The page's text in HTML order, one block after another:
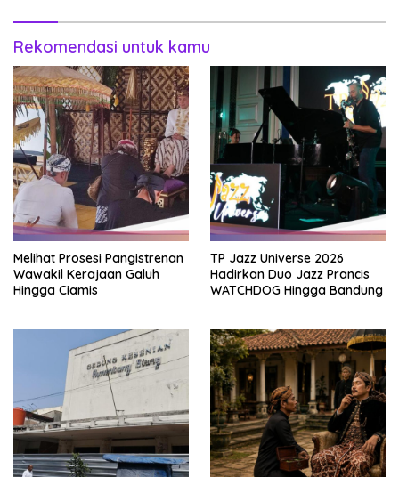
Rekomendasi untuk kamu
Melihat Prosesi Pangistrenan
Wawakil Kerajaan Galuh
Hingga Ciamis
TP Jazz Universe 2026
Hadirkan Duo Jazz Prancis
WATCHDOG Hingga Bandung